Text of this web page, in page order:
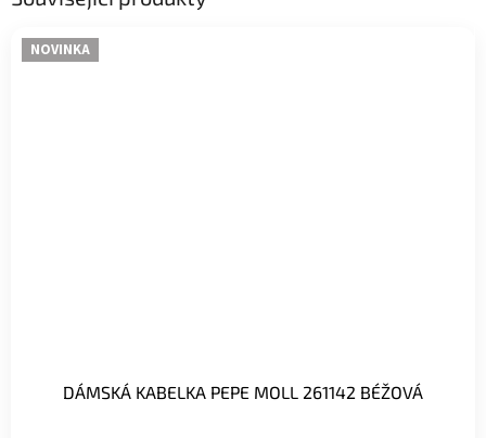
NOVINKA
DÁMSKÁ KABELKA PEPE MOLL 261142 BÉŽOVÁ